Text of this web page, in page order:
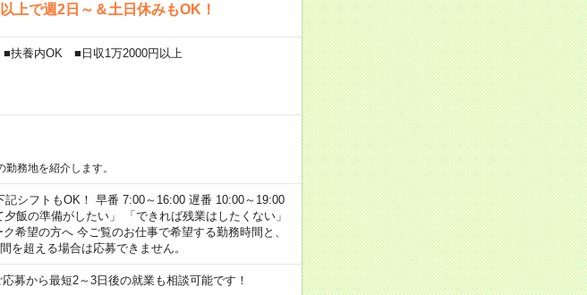
で週2日～＆土日休みもOK！
扶養内OK ■日収1万2000円以上
務地を紹介します。
シフトもOK！ 早番 7:00～16:00 遅番 10:00～19:00
飯の準備がしたい」 「できれば残業はしたくない」
希望の方へ 今ご覧のお仕事で希望する勤務時間と、
を超える場合は応募できません。
募から最短2～3日後の就業も相談可能です！